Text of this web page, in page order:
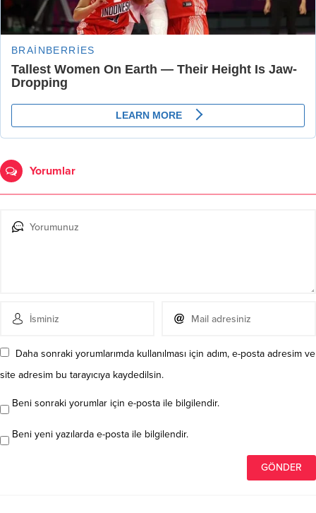
Yorumlar
Daha sonraki yorumlarımda kullanılması için adım, e-posta adresim ve
site adresim bu tarayıcıya kaydedilsin.
Beni sonraki yorumlar için e-posta ile bilgilendir.
Beni yeni yazılarda e-posta ile bilgilendir.